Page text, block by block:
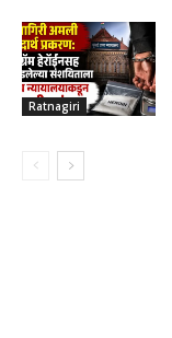
Ratnagiri